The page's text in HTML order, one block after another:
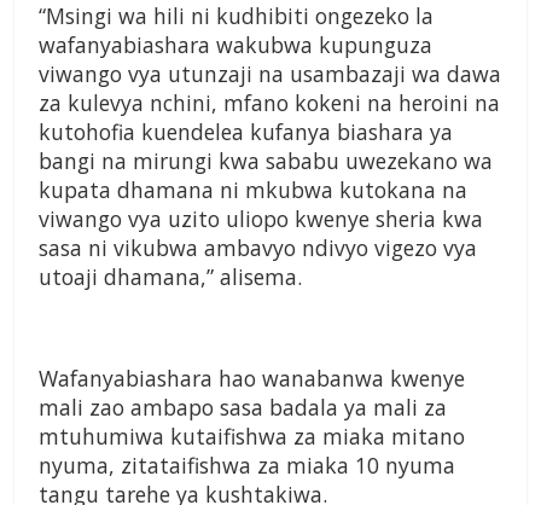
“Msingi wa hili ni kudhibiti ongezeko la
wafanyabiashara wakubwa kupunguza
viwango vya utunzaji na usambazaji wa dawa
za kulevya nchini, mfano kokeni na heroini na
kutohofia kuendelea kufanya biashara ya
bangi na mirungi kwa sababu uwezekano wa
kupata dhamana ni mkubwa kutokana na
viwango vya uzito uliopo kwenye sheria kwa
sasa ni vikubwa ambavyo ndivyo vigezo vya
utoaji dhamana,” alisema.
Wafanyabiashara hao wanabanwa kwenye
mali zao ambapo sasa badala ya mali za
mtuhumiwa kutaifishwa za miaka mitano
nyuma, zitataifishwa za miaka 10 nyuma
tangu tarehe ya kushtakiwa.